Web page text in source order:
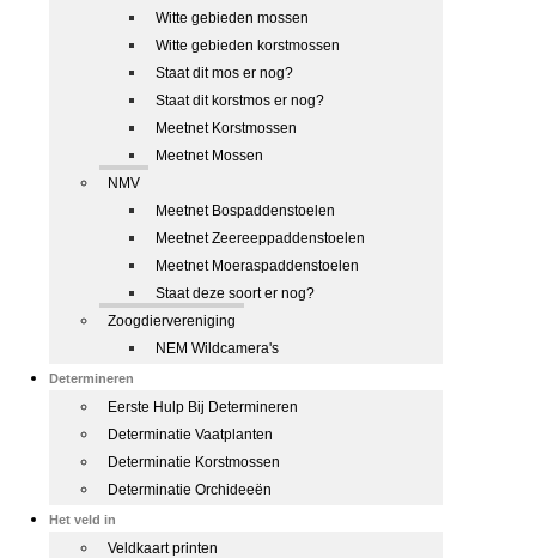
Witte gebieden mossen
Witte gebieden korstmossen
Staat dit mos er nog?
Staat dit korstmos er nog?
Meetnet Korstmossen
Meetnet Mossen
NMV
Meetnet Bospaddenstoelen
Meetnet Zeereeppaddenstoelen
Meetnet Moeraspaddenstoelen
Staat deze soort er nog?
Zoogdiervereniging
NEM Wildcamera's
Determineren
Eerste Hulp Bij Determineren
Determinatie Vaatplanten
Determinatie Korstmossen
Determinatie Orchideeën
Het veld in
Veldkaart printen